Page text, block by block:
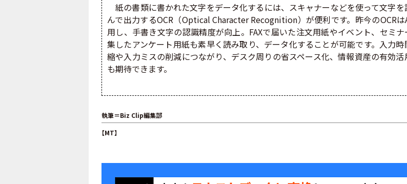
紙の書類に書かれた文字をデータ化するには、スキャナーなどを使って文字を
んで出力するOCR（Optical Character Recognition）が便利です。昨今のOCR
用し、手書き文字の認識精度が向上。FAXで届いた注文用紙やイベント、セミナ
集したアンケート用紙も素早く読み取り、データ化することが可能です。入力時
縮や入力ミスの削減につながり、デスク周りの省スペース化、情報資産の有効活
も期待できます。
執筆＝Biz Clip編集部
【MT】